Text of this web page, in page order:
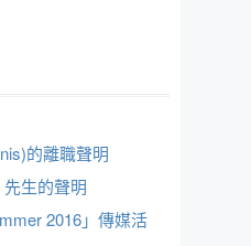
的離職聲明
生的聲明
2016」傳媒活